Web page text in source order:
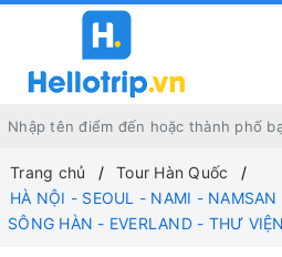
Trang chủ
Tour Hàn Quốc
HÀ NỘI - SEOUL - NAMI - NAMSAN
SÔNG HÀN - EVERLAND - THƯ